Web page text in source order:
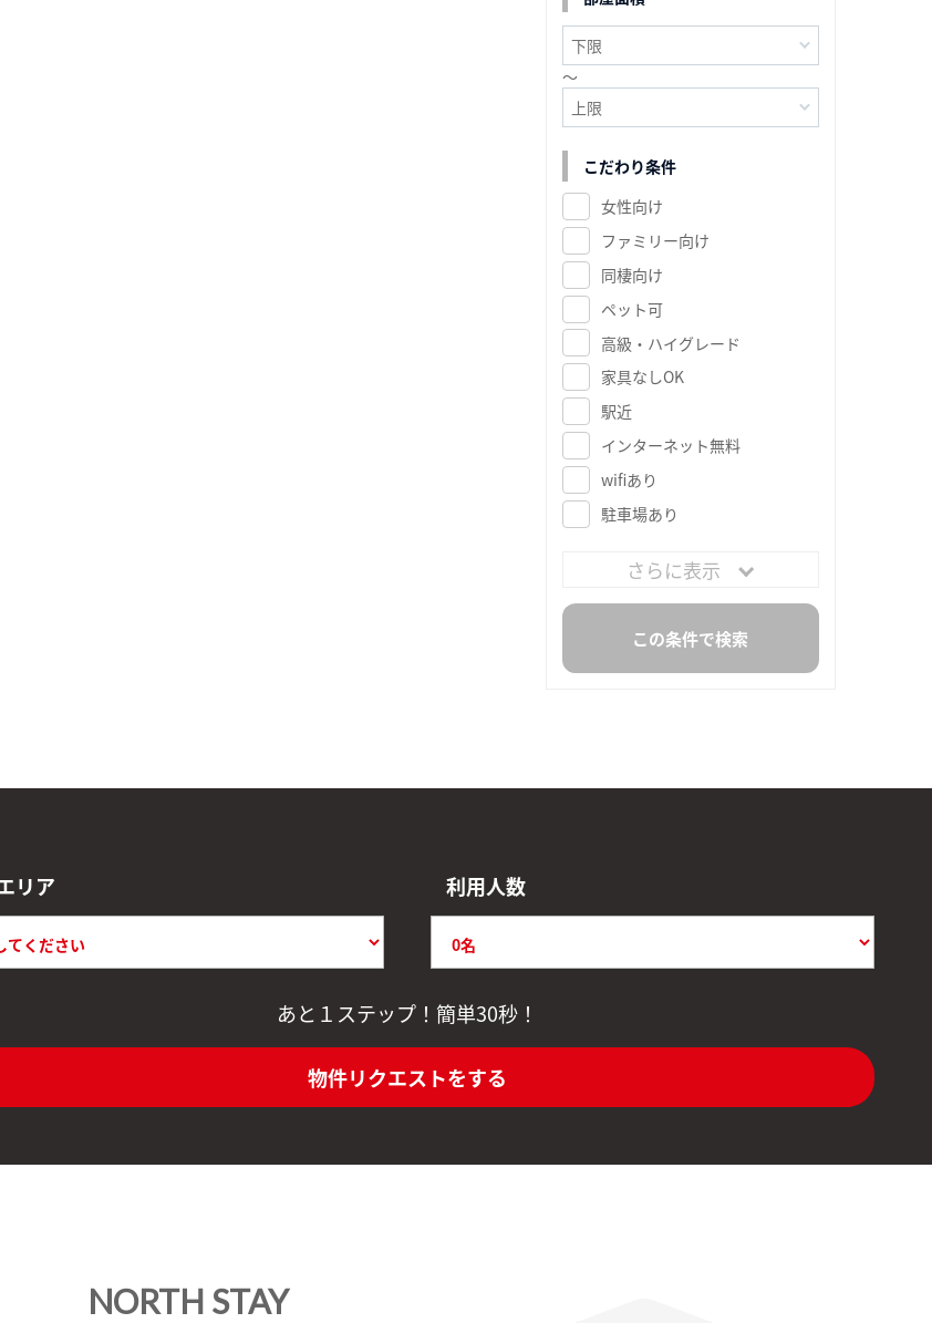
～
こだわり条件
女性向け
ファミリー向け
同棲向け
ペット可
高級・ハイグレード
家具なしOK
駅近
インターネット無料
wifiあり
駐車場あり
さらに表示
リア 利用人数
あと１ステップ！簡単30秒！
物件リクエストをする
NORTH STAY